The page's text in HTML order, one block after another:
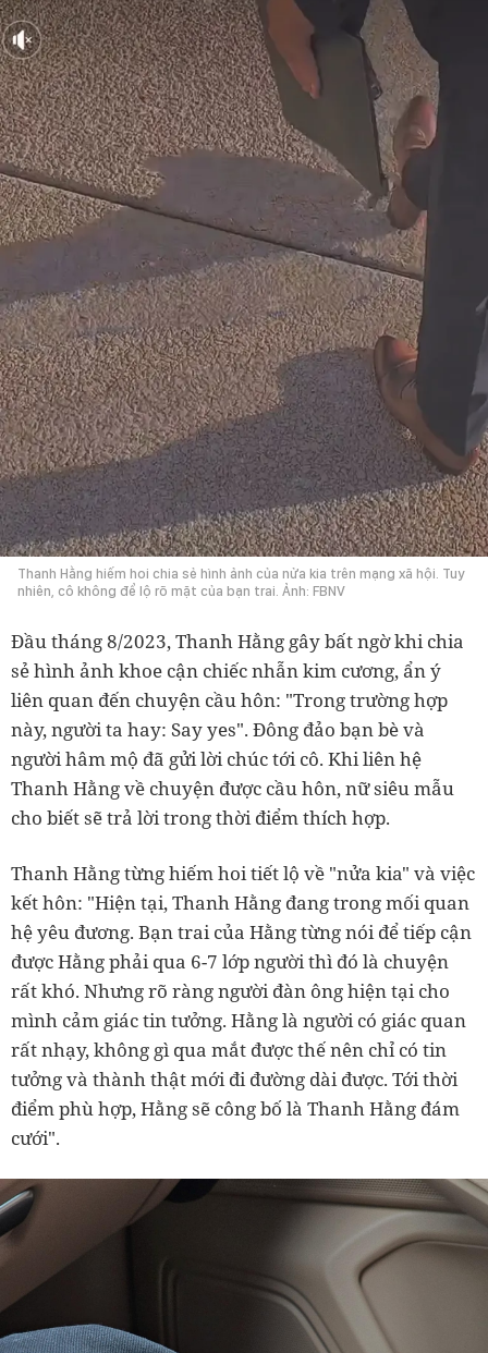
Thanh Hằng hiếm hoi chia sẻ hình ảnh của nửa kia trên mạng xã hội. Tuy
nhiên, cô không để lộ rõ mặt của bạn trai. Ảnh: FBNV
Đầu tháng 8/2023, Thanh Hằng gây bất ngờ khi chia
sẻ hình ảnh khoe cận chiếc nhẫn kim cương, ẩn ý
liên quan đến chuyện cầu hôn: "Trong trường hợp
này, người ta hay: Say yes". Đông đảo bạn bè và
người hâm mộ đã gửi lời chúc tới cô. Khi liên hệ
Thanh Hằng về chuyện được cầu hôn, nữ siêu mẫu
cho biết sẽ trả lời trong thời điểm thích hợp.
Thanh Hằng từng hiếm hoi tiết lộ về "nửa kia" và việc
kết hôn: "Hiện tại, Thanh Hằng đang trong mối quan
hệ yêu đương. Bạn trai của Hằng từng nói để tiếp cận
được Hằng phải qua 6-7 lớp người thì đó là chuyện
rất khó. Nhưng rõ ràng người đàn ông hiện tại cho
mình cảm giác tin tưởng. Hằng là người có giác quan
rất nhạy, không gì qua mắt được thế nên chỉ có tin
tưởng và thành thật mới đi đường dài được. Tới thời
điểm phù hợp, Hằng sẽ công bố là Thanh Hằng đám
cưới".